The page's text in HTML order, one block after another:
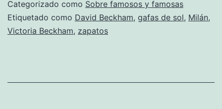
la
Categorizado como Sobre famosos y famosas
Etiquetado como David Beckham, gafas de sol, Milán,
Victoria Beckham, zapatos